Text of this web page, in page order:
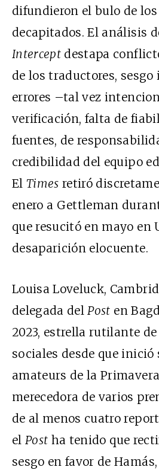
difundieron el bulo de
decapitados. El análisis
Intercept destapa
de los traductores, sesgo
errores –tal vez
verificación, falta de
fuentes, de
credibilidad del equipo
ElTimes retiró
enero a Gettleman
que resucitó en mayo en
desaparición elocuente.
Louisa Loveluck,
delegada delPost en
2023, estrella rutilante de
sociales desde que inició
amateurs de la
merecedora de varios
de al menos cuatro
elPost ha tenido que
sesgo en favor de